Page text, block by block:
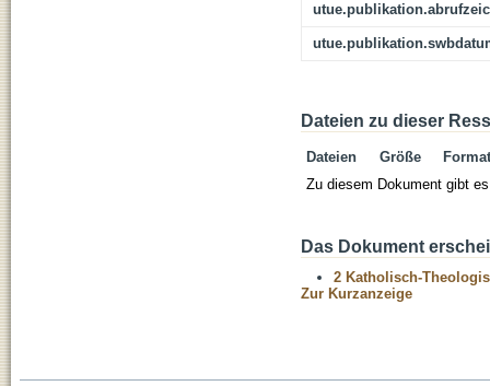
Dateien zu dieser
Dateien Größe
Format
Zu diesem Dokument gibt
Das Dokument
2 Katholisch-
Zur Kurzanzeige